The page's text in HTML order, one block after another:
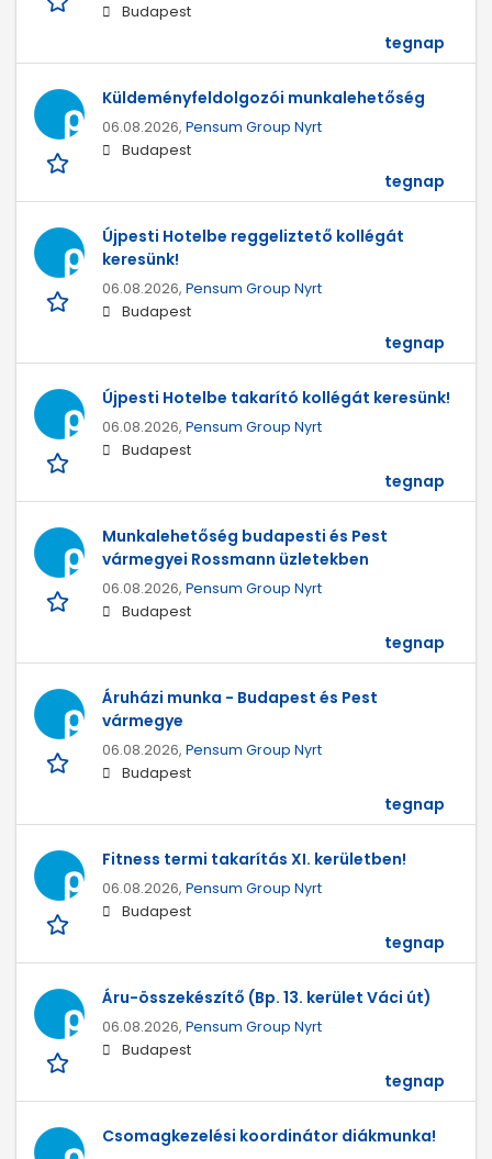
Budapest
tegnap
Küldeményfeldolgozói munkalehetőség
06.08.2026, Pensum Group Nyrt
Budapest
tegnap
Újpesti Hotelbe reggeliztető kollégát
keresünk!
06.08.2026, Pensum Group Nyrt
Budapest
tegnap
Újpesti Hotelbe takarító kollégát keresünk!
06.08.2026, Pensum Group Nyrt
Budapest
tegnap
Munkalehetőség budapesti és Pest
vármegyei Rossmann üzletekben
06.08.2026, Pensum Group Nyrt
Budapest
tegnap
Áruházi munka - Budapest és Pest
vármegye
06.08.2026, Pensum Group Nyrt
Budapest
tegnap
Fitness termi takarítás XI. kerületben!
06.08.2026, Pensum Group Nyrt
Budapest
tegnap
Áru-összekészítő (Bp. 13. kerület Váci út)
06.08.2026, Pensum Group Nyrt
Budapest
tegnap
Csomagkezelési koordinátor diákmunka!